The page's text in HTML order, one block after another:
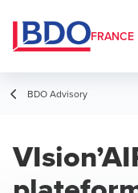
FRANCE
BDO Advisory